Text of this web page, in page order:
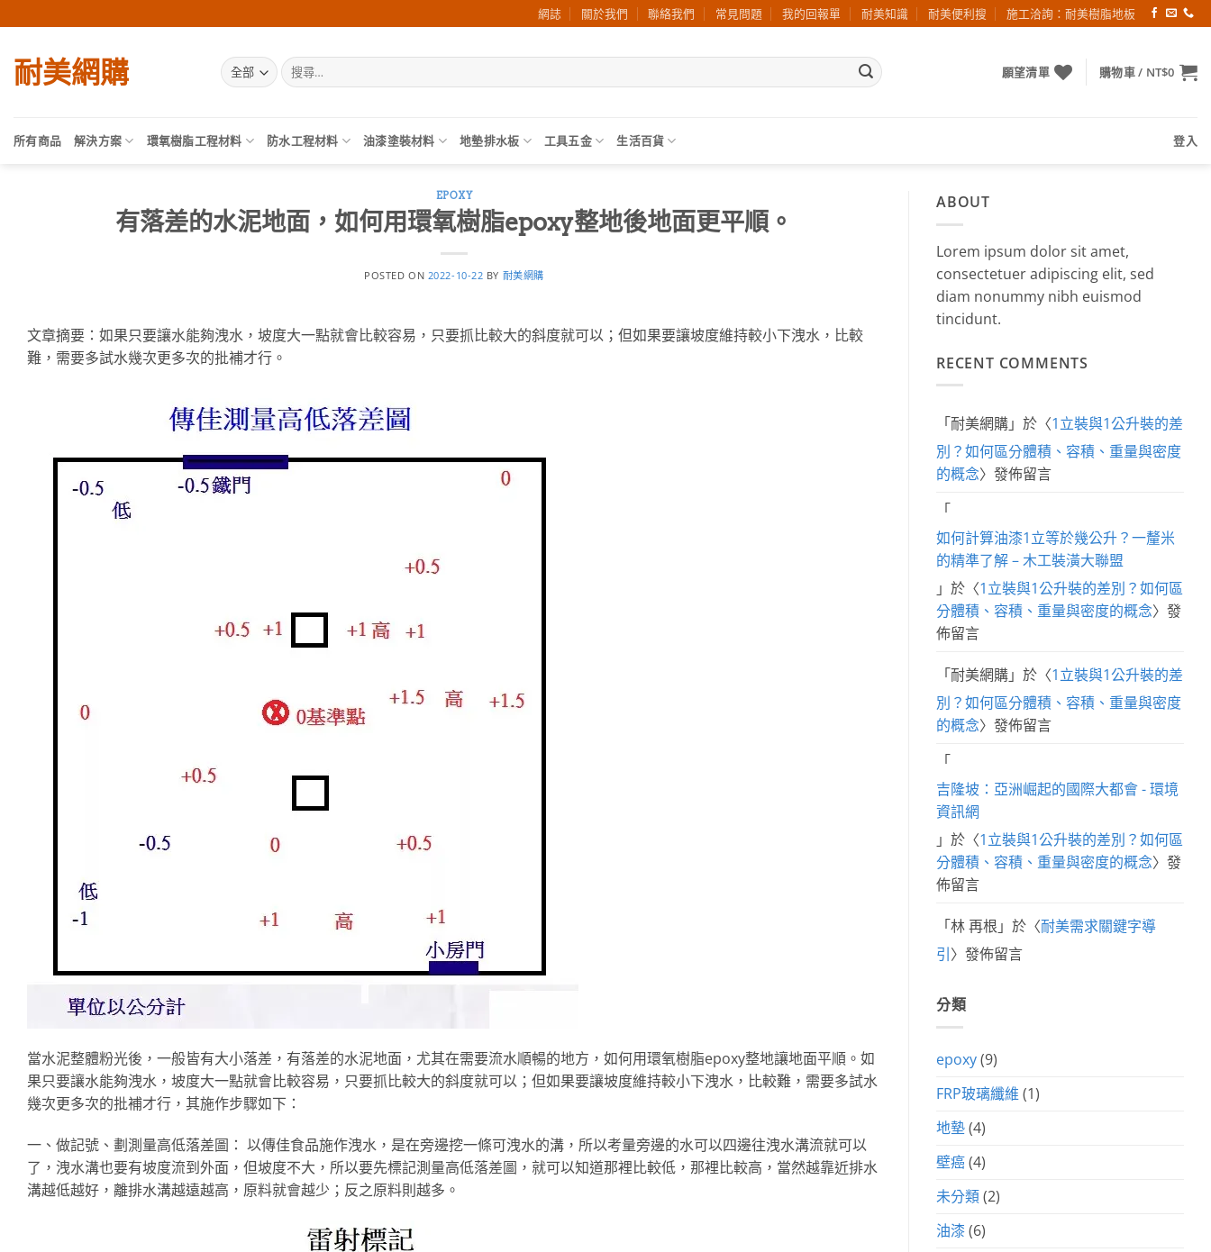
to
content
網誌 關於我們 聯絡我們 常見問題 我的回報單 耐美知識 耐美便利搜 施工洽詢：耐美樹脂地板
耐美網購
搜
尋
字:
願望清單 購物車 / NT$0
所有商品 解決方案 環氧樹脂工程材料 防水工程材料 油漆塗裝材料 地墊排水板 工具五金 生活百貨 登入
EPOXY
有落差的水泥地面，如何用環氧樹脂epoxy整地後地面更平順。
POSTED ON 2022-10-22 BY 耐美網購
文章摘要：如果只要讓水能夠洩水，坡度大一點就會比較容易，只要抓比較大的斜度就可以；但如果要讓坡度維持較小下洩水，比較
難，需要多試水幾次更多次的批補才行。
當水泥整體粉光後，一般皆有大小落差，有落差的水泥地面，尤其在需要流水順暢的地方，如何用環氧樹脂epoxy整地讓地面平順。如
果只要讓水能夠洩水，坡度大一點就會比較容易，只要抓比較大的斜度就可以；但如果要讓坡度維持較小下洩水，比較難，需要多試水
幾次更多次的批補才行，其施作步驟如下：
一、做記號、劃測量高低落差圖： 以傳佳食品施作洩水，是在旁邊挖一條可洩水的溝，所以考量旁邊的水可以四邊往洩水溝流就可以
了，洩水溝也要有坡度流到外面，但坡度不大，所以要先標記測量高低落差圖，就可以知道那裡比較低，那裡比較高，當然越靠近排水
溝越低越好，離排水溝越遠越高，原料就會越少；反之原料則越多。
ABOUT
Lorem ipsum dolor sit amet,
consectetuer adipiscing elit, sed
diam nonummy nibh euismod
tincidunt.
RECENT COMMENTS
「耐美網購」於〈1立裝與1公升裝的差
別？如何區分體積、容積、重量與密度
的概念〉發佈留言
「
如何計算油漆1立等於幾公升？一釐米
的精準了解 – 木工裝潢大聯盟
」於〈1立裝與1公升裝的差別？如何區
分體積、容積、重量與密度的概念〉發
佈留言
「耐美網購」於〈1立裝與1公升裝的差
別？如何區分體積、容積、重量與密度
的概念〉發佈留言
「
吉隆坡：亞洲崛起的國際大都會 - 環境
資訊網
」於〈1立裝與1公升裝的差別？如何區
分體積、容積、重量與密度的概念〉發
佈留言
「林 再根 」於〈耐美需求關鍵字導
引〉發佈留言
分類
epoxy(9)
FRP玻璃纖維 (1)
地墊(4)
壁癌(4)
未分類(2)
油漆(6)